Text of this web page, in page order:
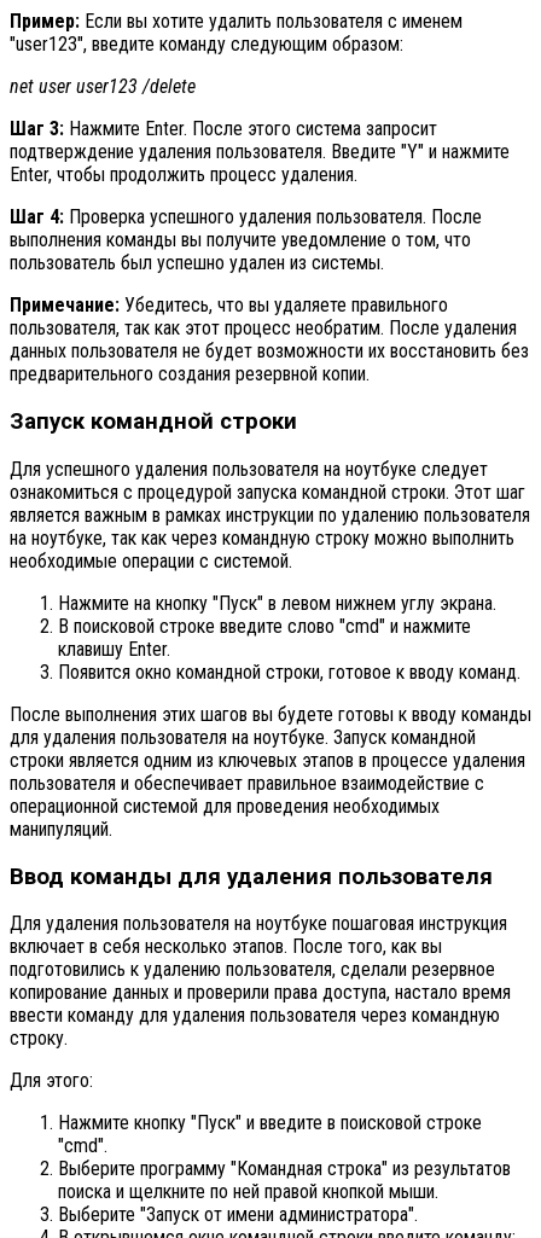
Пример: Если вы хотите удалить пользователя с именем
"user123", введите команду следующим образом:
net user user123 /delete
Шаг 3: Нажмите Enter. После этого система запросит
подтверждение удаления пользователя. Введите "Y" и нажмите
Enter, чтобы продолжить процесс удаления.
Шаг 4: Проверка успешного удаления пользователя. После
выполнения команды вы получите уведомление о том, что
пользователь был успешно удален из системы.
Примечание: Убедитесь, что вы удаляете правильного
пользователя, так как этот процесс необратим. После удаления
данных пользователя не будет возможности их восстановить без
предварительного создания резервной копии.
Запуск командной строки
Для успешного удаления пользователя на ноутбуке следует
ознакомиться с процедурой запуска командной строки. Этот шаг
является важным в рамках инструкции по удалению пользователя
на ноутбуке, так как через командную строку можно выполнить
необходимые операции с системой.
Нажмите на кнопку "Пуск" в левом нижнем углу экрана.
В поисковой строке введите слово "cmd" и нажмите
клавишу Enter.
Появится окно командной строки, готовое к вводу команд.
После выполнения этих шагов вы будете готовы к вводу команды
для удаления пользователя на ноутбуке. Запуск командной
строки является одним из ключевых этапов в процессе удаления
пользователя и обеспечивает правильное взаимодействие с
операционной системой для проведения необходимых
манипуляций.
Ввод команды для удаления пользователя
Для удаления пользователя на ноутбуке пошаговая инструкция
включает в себя несколько этапов. После того, как вы
подготовились к удалению пользователя, сделали резервное
копирование данных и проверили права доступа, настало время
ввести команду для удаления пользователя через командную
строку.
Для этого:
Нажмите кнопку "Пуск" и введите в поисковой строке
"cmd".
Выберите программу "Командная строка" из результатов
поиска и щелкните по ней правой кнопкой мыши.
Выберите "Запуск от имени администратора".